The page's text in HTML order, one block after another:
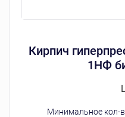
Кирпич
1НФ
Минимальное кол-